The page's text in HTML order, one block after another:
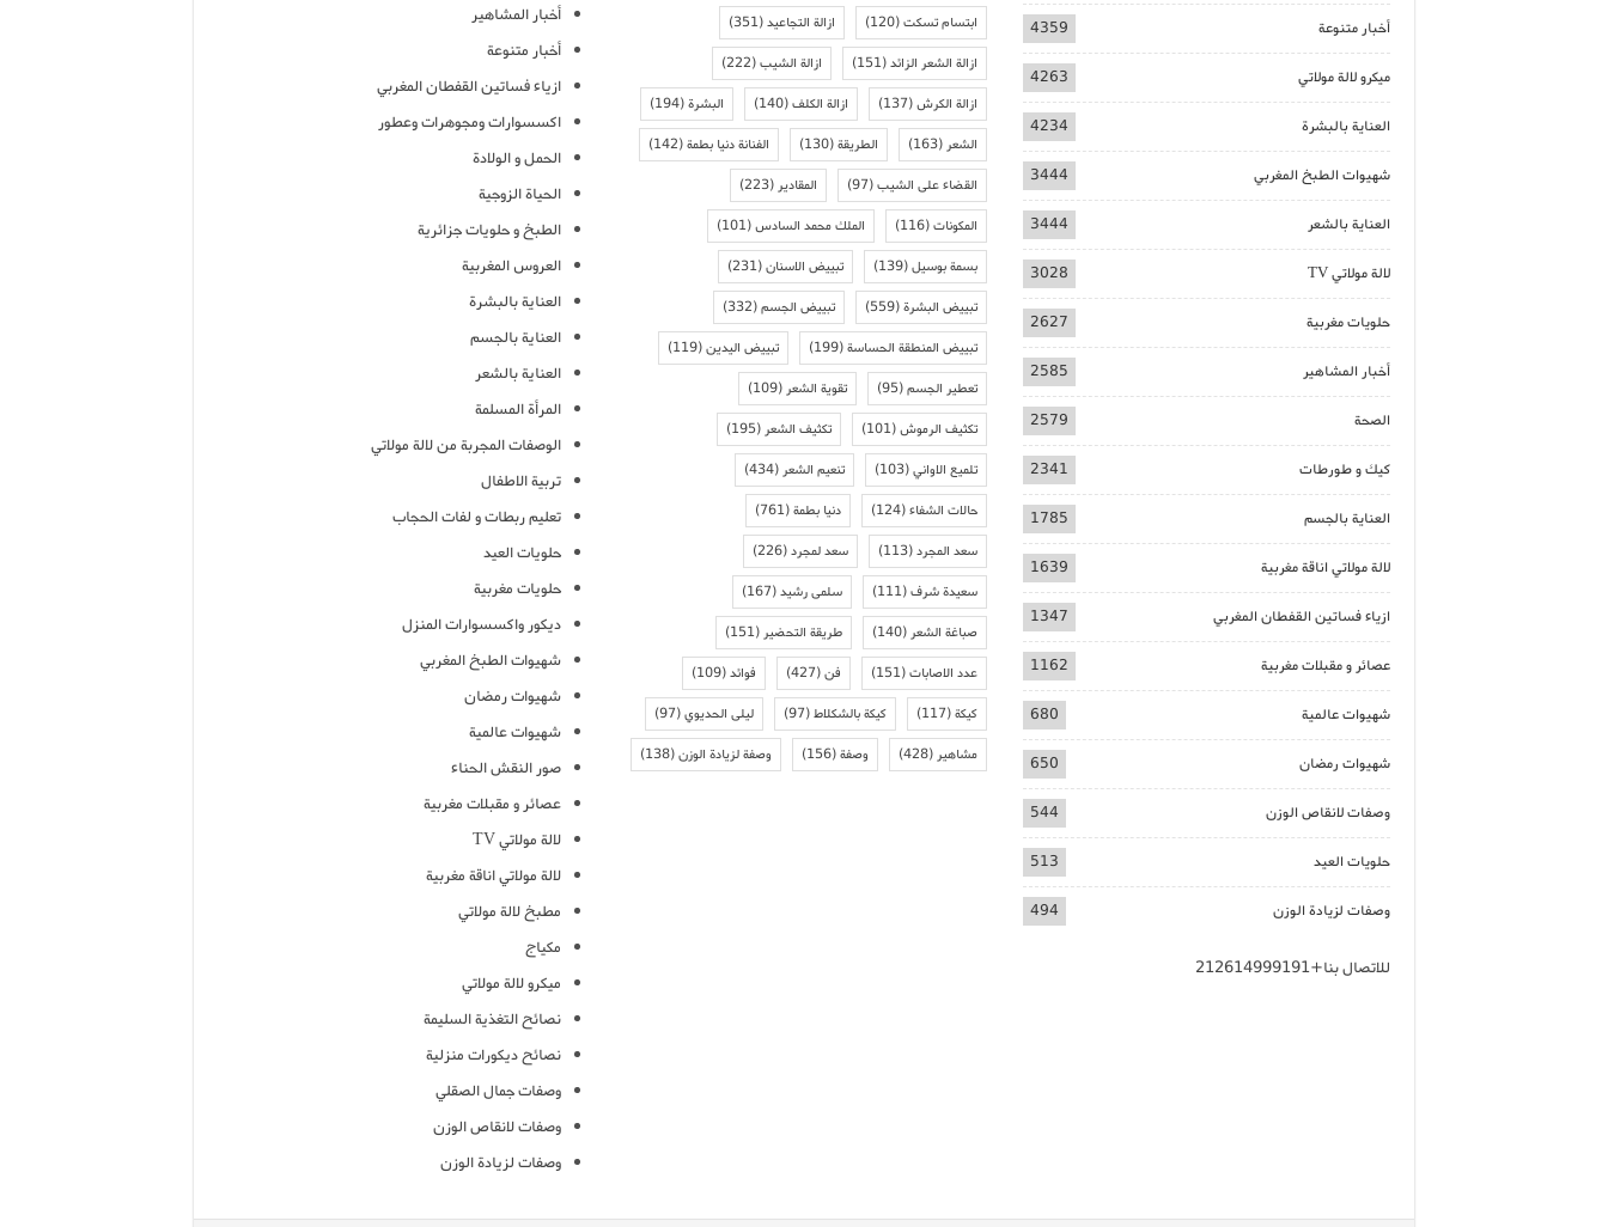
أخبار متنوعة 4359
ميكرو لالة مولاتي 4263
العناية بالبشرة 4234
شهيوات الطبخ المغربي 3444
العناية بالشعر 3444
لالة مولاتي TV 3028
حلويات مغربية 2627
أخبار المشاهير 2585
الصحة 2579
كيك و طورطات 2341
العناية بالجسم 1785
لالة مولاتي اناقة مغربية 1639
ازياء فساتين القفطان المغربي 1347
عصائر و مقبلات مغربية 1162
شهيوات عالمية 680
شهيوات رمضان 650
وصفات لانقاص الوزن 544
حلويات العيد 513
وصفات لزيادة الوزن 494
للاتصال بنا+212614999191
ابتسام تسكت(120) ازالة التجاعيد(351)
ازالة الشعر الزائد(151) ازالة الشيب(222)
ازالة الكرش(137) ازالة الكلف(140) البشرة(194)
الشعر(163) الطريقة(130) الفنانة دنيا بطمة(142)
القضاء على الشيب(97) المقادير(223)
المكونات(116) الملك محمد السادس(101)
بسمة بوسيل(139) تبييض الاسنان(231)
تبييض البشرة(559) تبييض الجسم(332)
تبييض المنطقة الحساسة(199) تبييض اليدين(119)
تعطير الجسم(95) تقوية الشعر(109)
تكثيف الرموش(101) تكثيف الشعر(195)
تلميع الاواني(103) تنعيم الشعر(434)
حالات الشفاء(124) دنيا بطمة(761)
سعد المجرد(113) سعد لمجرد(226)
سعيدة شرف(111) سلمى رشيد(167)
صباغة الشعر(140) طريقة التحضير(151)
عدد الاصابات(151) فن(427) فوائد(109)
كيكة(117) كيكة بالشكلاط(97) ليلى الحديوي(97)
مشاهير(428) وصفة(156) وصفة لزيادة الوزن(138)
أخبار المشاهير
أخبار متنوعة
ازياء فساتين القفطان المغربي
اكسسوارات ومجوهرات وعطور
الحمل و الولادة
الحياة الزوجية
الطبخ و حلويات جزائرية
العروس المغربية
العناية بالبشرة
العناية بالجسم
العناية بالشعر
المرأة المسلمة
الوصفات المجربة من لالة مولاتي
تربية الاطفال
تعليم ربطات و لفات الحجاب
حلويات العيد
حلويات مغربية
ديكور واكسسوارات المنزل
شهيوات الطبخ المغربي
شهيوات رمضان
شهيوات عالمية
صور النقش الحناء
عصائر و مقبلات مغربية
لالة مولاتي TV
لالة مولاتي اناقة مغربية
مطبخ لالة مولاتي
مكياج
ميكرو لالة مولاتي
نصائح التغذية السليمة
نصائح ديكورات منزلية
وصفات جمال الصقلي
وصفات لانقاص الوزن
وصفات لزيادة الوزن